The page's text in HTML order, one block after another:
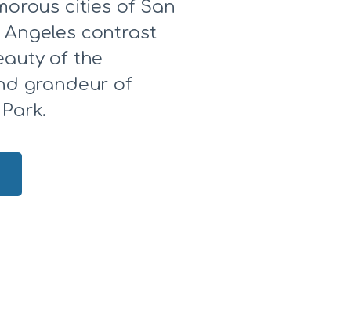
cities of San
contrast
of the
grandeur of